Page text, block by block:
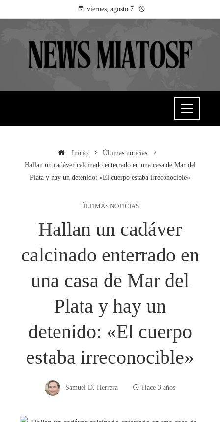
viernes, agosto 7
Inicio
Últimas noticias
Hallan un cadáver calcinado enterrado en una casa de Mar del
Plata y hay un detenido: «El cuerpo estaba irreconocible»
ÚLTIMAS NOTICIAS
Hallan un cadáver
calcinado enterrado en
una casa de Mar del
Plata y hay un
detenido: «El cuerpo
estaba irreconocible»
Samuel D. Herrera Hace 3 años